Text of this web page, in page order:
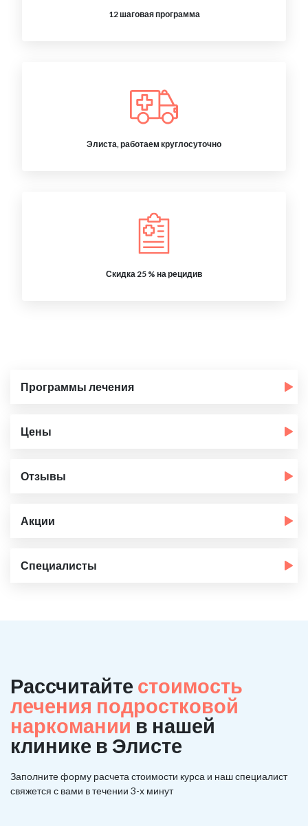
12 шаговая программа
Элиста, работаем круглосуточно
Скидка 25 % на рецидив
Программы лечения
Цены
Отзывы
Акции
Специалисты
Рассчитайте стоимость
лечения подростковой
наркоманиив нашей
клинике в Элисте
Заполните форму расчета стоимости курса и наш специалист
свяжется с вами в течении 3-х минут